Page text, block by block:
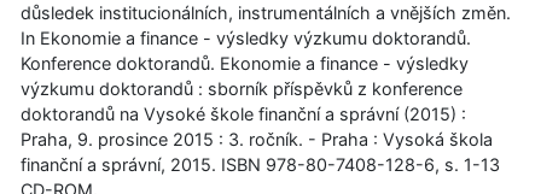
důsledek institucionálních, instrumentálních a vnějších změn.
In Ekonomie a finance - výsledky výzkumu doktorandů.
Konference doktorandů. Ekonomie a finance - výsledky
výzkumu doktorandů : sborník příspěvků z konference
doktorandů na Vysoké škole finanční a správní (2015) :
Praha, 9. prosince 2015 : 3. ročník. - Praha : Vysoká škola
finanční a správní, 2015. ISBN 978-80-7408-128-6, s. 1-13
CD-ROM.